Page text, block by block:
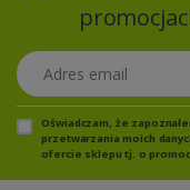
Adres email
Oświadczam, że
przetwarzania moich
ofercie sklepu tj. o